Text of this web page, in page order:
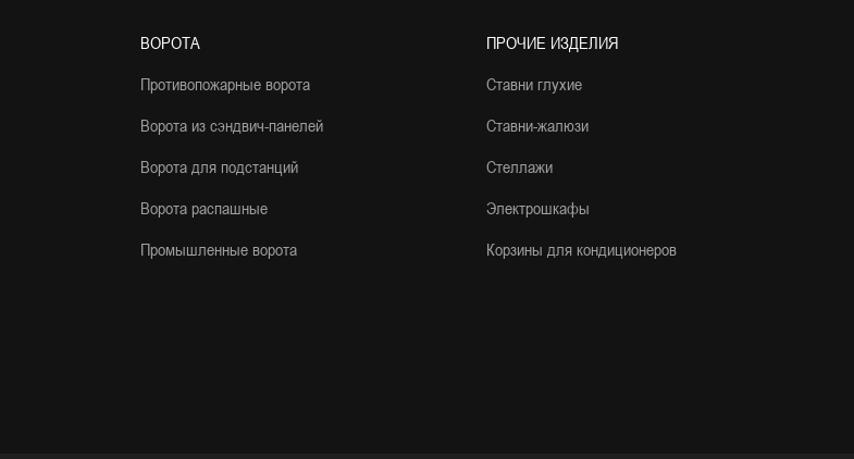
ВОРОТА
Противопожарные ворота
Ворота из сэндвич-панелей
Ворота для подстанций
Ворота распашные
Промышленные ворота
ПРОЧИЕ ИЗДЕЛИЯ
Ставни глухие
Ставни-жалюзи
Стеллажи
Электрошкафы
Корзины для кондиционеров